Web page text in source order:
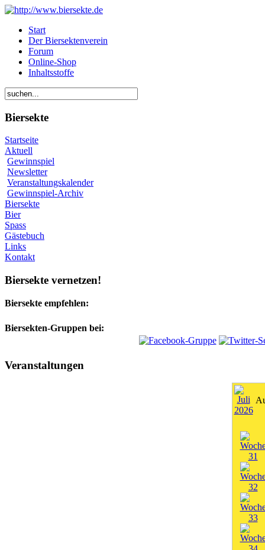
Start
Der Biersektenverein
Forum
Online-Shop
Inhaltsstoffe
Biersekte
Startseite
Aktuell
Gewinnspiel
Newsletter
Veranstaltungskalender
Gewinnspiel-Archiv
Biersekte
Bier
Spass
Gästebuch
Links
Kontakt
Biersekte vernetzen!
Biersekte empfehlen:
Biersekten-Gruppen bei:
Veranstaltungen